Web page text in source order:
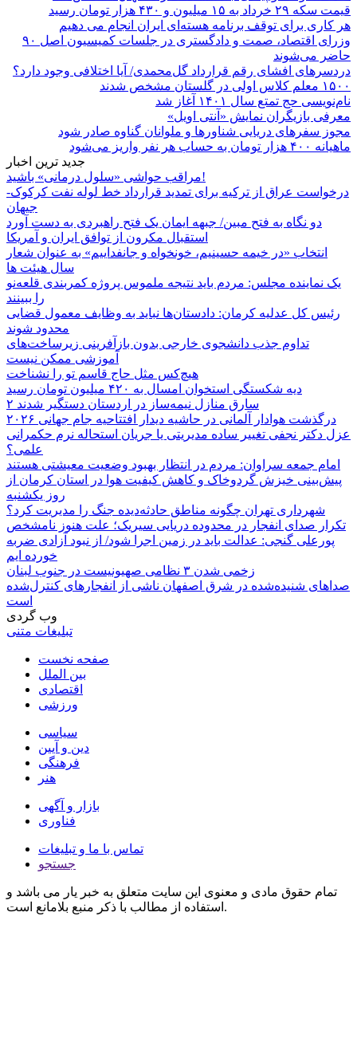
قیمت سکه ۲۹ خرداد به ۱۵ میلیون و ۴۳۰ هزار تومان رسید
هر کاری برای توقف برنامه هسته‌ای ایران انجام می دهیم
وزرای اقتصاد، صمت و دادگستری در جلسات کمیسیون اصل ۹۰
حاضر می‌شوند
دردسرهای افشای رقم قرارداد گل‌محمدی/ آیا اختلافی وجود دارد؟
۱۵۰۰ معلم کلاس اولی در گلستان مشخص شدند
نام‌نویسی حج تمتع سال ۱۴۰۱ آغاز شد
معرفی بازیگران نمایش «آنتی اویل»
مجوز سفرهای دریایی شناورها و ملوانان گناوه صادر شود
ماهیانه ۴۰۰ هزار تومان به حساب هر نفر واریز می‌شود
جدید ترین اخبار
مراقب حواشی «سلول درمانی» باشید!
درخواست عراق از ترکیه برای تمدید قرارداد خط لوله نفت کرکوک-
جیهان
دو نگاه به فتح مبین/ جبهه ایمان یک فتح راهبردی به دست آورد
استقبال مکرون از توافق ایران و آمریکا
انتخاب «در خیمه حسینیم، خونخواه و جانفداییم» به عنوان شعار
سال هیئت ها
یک نماینده مجلس: مردم باید نتیجه ملموس پروژه کمربندی قلعه‌نو
را ببینند
رئیس کل عدلیه کرمان: دادستان‌ها نباید به وظایف معمول قضایی
محدود شوند
تداوم جذب دانشجوی خارجی بدون بازآفرینی زیرساخت‌های
آموزشی ممکن نیست
هیچ‌کس مثل حاج قاسم تو را نشناخت
دیه شکستگی استخوان امسال به ۴۲۰ میلیون تومان رسید
۲ سارق منازل نیمه‌ساز در اردستان دستگیر شدند
درگذشت هوادار آلمانی در حاشیه دیدار افتتاحیه جام جهانی ۲۰۲۶
عزل دکتر نجفی تغییر ساده مدیریتی یا جریان استحاله نرم حکمرانی
علمی؟
امام جمعه سراوان: مردم در انتظار بهبود وضعیت معیشتی هستند
پیش‌بینی خیزش گردوخاک و کاهش کیفیت هوا در استان کرمان از
روز یکشنبه
شهرداری تهران چگونه مناطق حادثه‌دیده جنگ را مدیریت کرد؟
تکرار صدای انفجار در محدوده دریایی سیریک؛ علت هنوز نامشخص
پورعلی گنجی: عدالت باید در زمین اجرا شود/ از نبود آزادی ضربه
خورده ایم
زخمی شدن ۳ نظامی صهیونیست در جنوب لبنان
صداهای شنیده‌شده در شرق اصفهان ناشی از انفجارهای کنترل‌شده
است
وب گردی
تبلیغات متنی
صفحه نخست
بین الملل
اقتصادی
ورزشی
سیاسی
دین و آیین
فرهنگی
هنر
بازار و آگهی
فناوری
تماس با ما و تبلیغات
جستجو
تمام حقوق مادی و معنوی این سایت متعلق به خبر یار می باشد و
استفاده از مطالب با ذکر منبع بلامانع است.